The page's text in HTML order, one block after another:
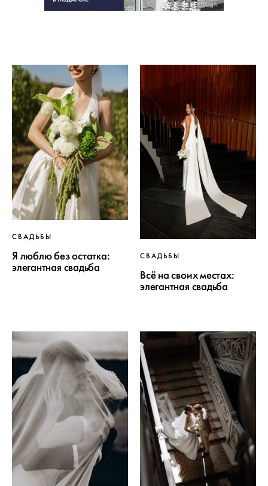
РЕКЛАМА
СВАДЬБЫ
Я люблю без остатка:
элегантная свадьба
СВАДЬБЫ
Всё на своих местах:
элегантная свадьба